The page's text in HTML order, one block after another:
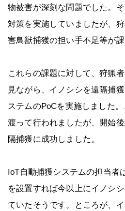
物被害が深刻な問題でした。
対策を実施していましたが、
害鳥獣捕獲の担い手不足等が
これらの課題に対して、狩猟
見ながら、イノシシを遠隔捕
ステムのPoCを実施しました
渡って行われましたが、開始
隔捕獲に成功しました。
IoT自動捕獲システムの担当者
を設置すれば今以上にイノシ
ていたそうです。ところが、